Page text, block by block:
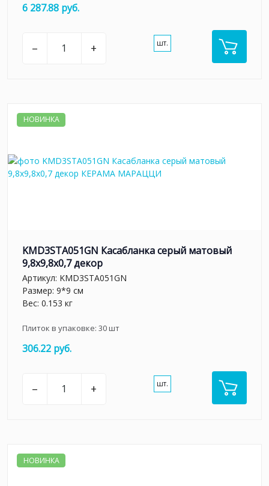
6 287.88 руб.
– + шт.
НОВИНКА
KMD3STA051GN Касабланка серый матовый
9,8x9,8x0,7 декор
Артикул: KMD3STA051GN
Размер: 9*9 см
Вес: 0.153 кг
Плиток в упаковке: 30шт
306.22 руб.
– + шт.
НОВИНКА